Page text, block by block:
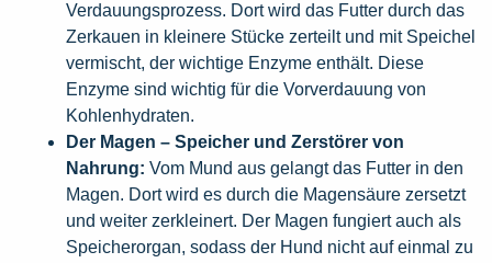
Verdauungsprozess. Dort wird das Futter durch das
Zerkauen in kleinere Stücke zerteilt und mit Speichel
vermischt, der wichtige Enzyme enthält. Diese
Enzyme sind wichtig für die Vorverdauung von
Kohlenhydraten.
Der Magen – Speicher und Zerstörer von
Nahrung: Vom Mund aus gelangt das Futter in den
Magen. Dort wird es durch die Magensäure zersetzt
und weiter zerkleinert. Der Magen fungiert auch als
Speicherorgan, sodass der Hund nicht auf einmal zu